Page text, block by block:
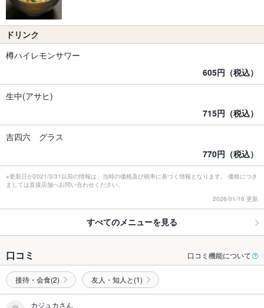
ドリンク
樽ハイレモンサワー
605円（税込）
生中(アサヒ)
715円（税込）
吉四六 グラス
770円（税込）
※更新日が2021/3/31以前の情報は、当時の価格及び税率に基づく情報となります。 価格につき
ましては直接店舗へお問い合わせください。
2026/01/16 更新
すべてのメニューを見る
口コミ 口コミ機能について
接待・会食(2) 友人・知人と(1)
カジュカさん